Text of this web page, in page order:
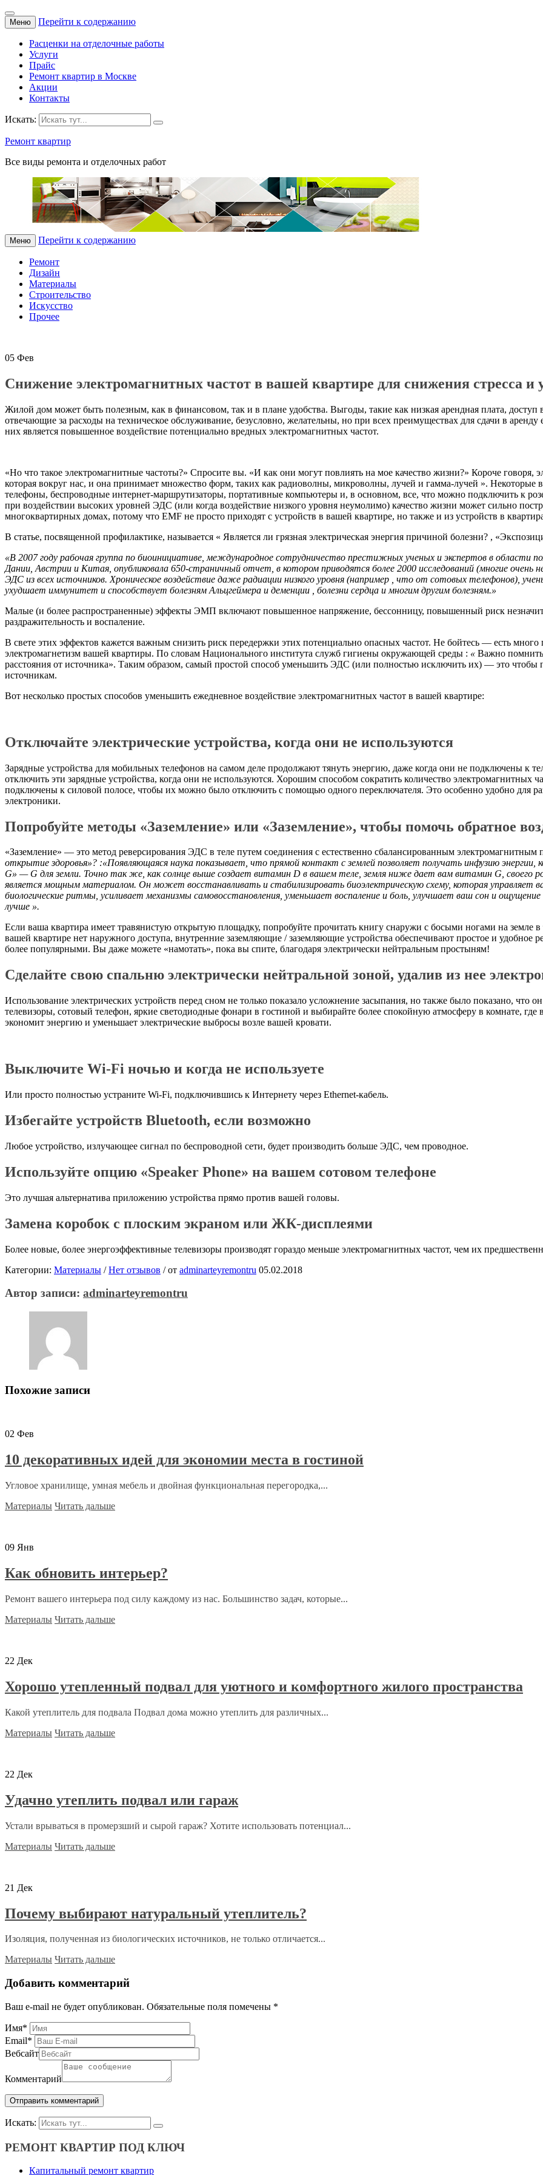
Меню Перейти к содержанию
Расценки на отделочные работы
Услуги
Прайс
Ремонт квартир в Москве
Акции
Контакты
Искать:
Ремонт квартир
Все виды ремонта и отделочных работ
Меню Перейти к содержанию
Ремонт
Дизайн
Материалы
Строительство
Искусство
Прочее
05 Фев
Снижение электромагнитных частот в вашей квартире для снижения стресса и
Жилой дом может быть полезным, как в финансовом, так и в плане удобства. Выгоды, такие как низкая арендная плата, доступ
отвечающие за расходы на техническое обслуживание, безусловно, желательны, но при всех преимуществах для сдачи в
них является повышенное воздействие потенциально вредных электромагнитных частот.
«Но что такое электромагнитные частоты?» Спросите вы. «И как они могут повлиять на мое качество жизни?» Короче говоря,
которая вокруг нас, и она принимает множество форм, таких как радиоволны, микроволны, лучей и гамма-лучей ».
телефоны, беспроводные интернет-маршрутизаторы, портативные компьютеры и, в основном, все, что можно подключить к
при воздействии высоких уровней ЭДС (или когда воздействие низкого уровня неумолимо) качество жизни может сильно
многоквартирных домах, потому что EMF не просто приходят с устройств в вашей квартире, но также и из устройств в
В статье, посвященной профилактике, называется « Является ли грязная электрическая энергия причиной болезни? ,
«В 2007 году рабочая группа по биоинициативе, международное сотрудничество престижных ученых и экспертов в области
Дании, Австрии и Китая, опубликовала 650-страничный отчет, в котором приводятся более 2000 исследований (многие
ЭДС из всех источников. Хроническое воздействие даже радиации низкого уровня (например , что от сотовых телефонов),
ухудшает иммунитет и способствует болезням Альцгеймера и деменции , болезни сердца и многим другим болезням.»
Малые (и более распространенные) эффекты ЭМП включают повышенное напряжение, бессонницу, повышенный риск
раздражительность и воспаление.
В свете этих эффектов кажется важным снизить риск передержки этих потенциально опасных частот. Не бойтесь — есть
электромагнетизм вашей квартиры. По словам Национального института служб гигиены окружающей среды : « Важно
расстояния от источника». Таким образом, самый простой способ уменьшить ЭДС (или полностью исключить их) — это чтобы
источникам.
Вот несколько простых способов уменьшить ежедневное воздействие электромагнитных частот в вашей квартире:
Отключайте электрические устройства, когда они не используются
Зарядные устройства для мобильных телефонов на самом деле продолжают тянуть энергию, даже когда они не подключены к
отключить эти зарядные устройства, когда они не используются. Хорошим способом сократить количество электромагнитных
подключены к силовой полосе, чтобы их можно было отключить с помощью одного переключателя. Это особенно удобно для
электроники.
Попробуйте методы «Заземление» или «Заземление», чтобы помочь обратное
«Заземление» — это метод реверсирования ЭДС в теле путем соединения с естественно сбалансированным
открытие здоровья»? :«Появляющаяся наука показывает, что прямой контакт с землей позволяет получать инфузию
G» — G для земли. Точно так же, как солнце выше создает витамин D в вашем теле, земля ниже дает вам витамин G, своего
является мощным материалом. Он может восстанавливать и стабилизировать биоэлектрическую схему, которая управляет
биологические ритмы, усиливает механизмы самовосстановления, уменьшает воспаление и боль, улучшает ваш сон и
лучше ».
Если ваша квартира имеет травянистую открытую площадку, попробуйте прочитать книгу снаружи с босыми ногами на земле
вашей квартире нет наружного доступа, внутренние заземляющие / заземляющие устройства обеспечивают простое и удобное
более популярными. Вы даже можете «намотать», пока вы спите, благодаря электрически нейтральным простыням!
Сделайте свою спальню электрически нейтральной зоной, удалив из нее
Использование электрических устройств перед сном не только показало усложнение засыпания, но также было показано,
телевизоры, сотовый телефон, яркие светодиодные фонари в гостиной и выбирайте более спокойную атмосферу в комнате,
экономит энергию и уменьшает электрические выбросы возле вашей кровати.
Выключите Wi-Fi ночью и когда не используете
Или просто полностью устраните Wi-Fi, подключившись к Интернету через Ethernet-кабель.
Избегайте устройств Bluetooth, если возможно
Любое устройство, излучающее сигнал по беспроводной сети, будет производить больше ЭДС, чем проводное.
Используйте опцию «Speaker Phone» на вашем сотовом телефоне
Это лучшая альтернатива приложению устройства прямо против вашей головы.
Замена коробок с плоским экраном или ЖК-дисплеями
Более новые, более энергоэффективные телевизоры производят гораздо меньше электромагнитных частот, чем их
Категории: Материалы / Нет отзывов /от adminarteyremontru 05.02.2018
Автор записи: adminarteyremontru
Похожие записи
02 Фев
10 декоративных идей для экономии места в гостиной
Угловое хранилище, умная мебель и двойная функциональная перегородка,...
Материалы Читать дальше
09 Янв
Как обновить интерьер?
Ремонт вашего интерьера под силу каждому из нас. Большинство задач, которые...
Материалы Читать дальше
22 Дек
Хорошо утепленный подвал для уютного и комфортного жилого пространства
Какой утеплитель для подвала Подвал дома можно утеплить для различных...
Материалы Читать дальше
22 Дек
Удачно утеплить подвал или гараж
Устали врываться в промерзший и сырой гараж? Хотите использовать потенциал...
Материалы Читать дальше
21 Дек
Почему выбирают натуральный утеплитель?
Изоляция, полученная из биологических источников, не только отличается...
Материалы Читать дальше
Добавить комментарий
Ваш e-mail не будет опубликован. Обязательные поля помечены *
Имя*
Email*
Вебсайт
Комментарий
Искать:
РЕМОНТ КВАРТИР ПОД КЛЮЧ
Капитальный ремонт квартир